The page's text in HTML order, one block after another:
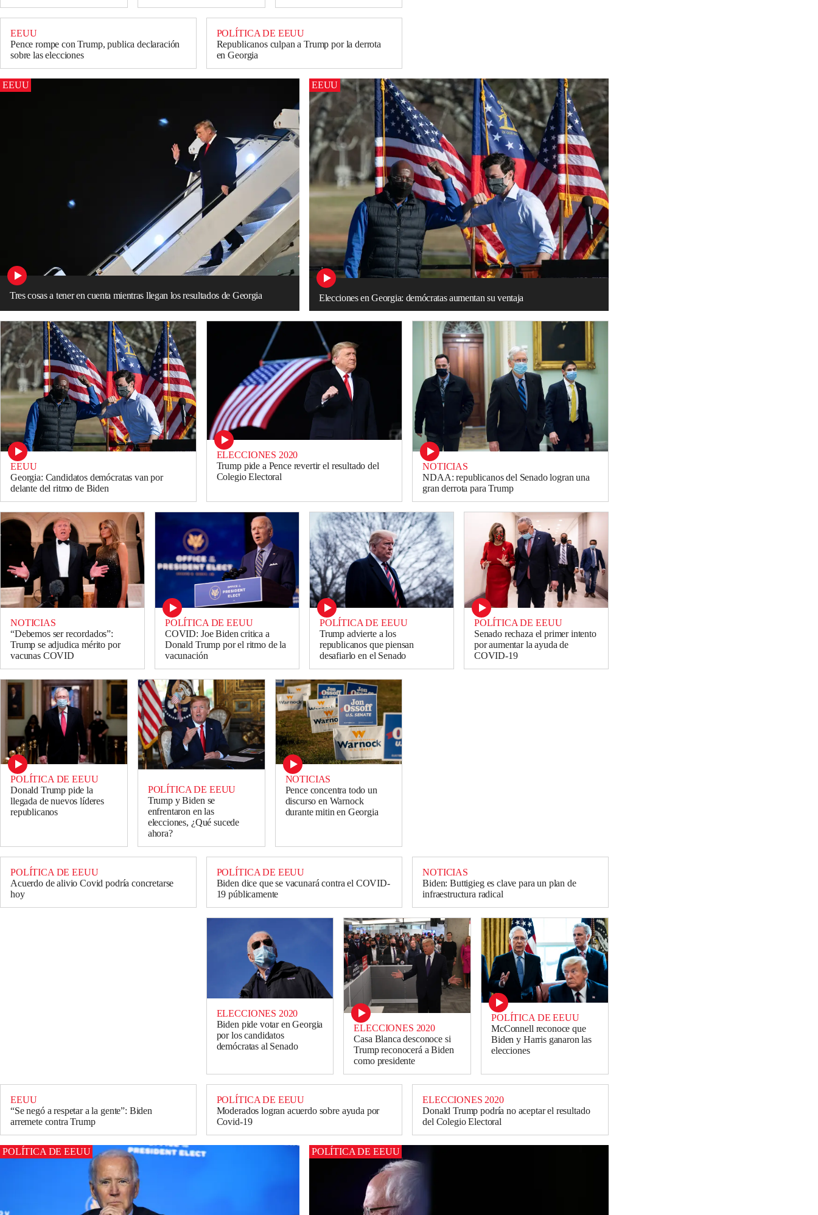
EEUU
Pence rompe con Trump, publica declaración
sobre las elecciones
POLÍTICA DE EEUU
Republicanos culpan a Trump por la derrota
en Georgia
EEUU
Tres cosas a tener en cuenta mientras llegan los resultados de Georgia
EEUU
Elecciones en Georgia: demócratas aumentan su ventaja
EEUU
Georgia: Candidatos demócratas van por
delante del ritmo de Biden
ELECCIONES 2020
Trump pide a Pence revertir el resultado del
Colegio Electoral
NOTICIAS
NDAA: republicanos del Senado logran una
gran derrota para Trump
NOTICIAS
“Debemos ser recordados”:
Trump se adjudica mérito por
vacunas COVID
POLÍTICA DE EEUU
COVID: Joe Biden critica a
Donald Trump por el ritmo de la
vacunación
POLÍTICA DE EEUU
Trump advierte a los
republicanos que piensan
desafiarlo en el Senado
POLÍTICA DE EEUU
Senado rechaza el primer intento
por aumentar la ayuda de
COVID-19
POLÍTICA DE EEUU
Donald Trump pide la
llegada de nuevos líderes
republicanos
POLÍTICA DE EEUU
Trump y Biden se
enfrentaron en las
elecciones, ¿Qué sucede
ahora?
NOTICIAS
Pence concentra todo un
discurso en Warnock
durante mitin en Georgia
POLÍTICA DE EEUU
Acuerdo de alivio Covid podría concretarse
hoy
POLÍTICA DE EEUU
Biden dice que se vacunará contra el COVID-
19 públicamente
NOTICIAS
Biden: Buttigieg es clave para un plan de
infraestructura radical
ELECCIONES 2020
Biden pide votar en Georgia
por los candidatos
demócratas al Senado
ELECCIONES 2020
Casa Blanca desconoce si
Trump reconocerá a Biden
como presidente
POLÍTICA DE EEUU
McConnell reconoce que
Biden y Harris ganaron las
elecciones
EEUU
“Se negó a respetar a la gente”: Biden
arremete contra Trump
POLÍTICA DE EEUU
Moderados logran acuerdo sobre ayuda por
Covid-19
ELECCIONES 2020
Donald Trump podría no aceptar el resultado
del Colegio Electoral
POLÍTICA DE EEUU POLÍTICA DE EEUU